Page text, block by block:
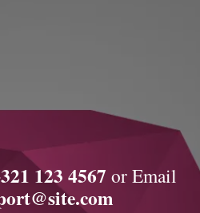
123 4567 or Email